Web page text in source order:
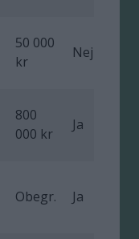
50 000
kr
Nej
800
000 kr
Ja
Obegr. Ja